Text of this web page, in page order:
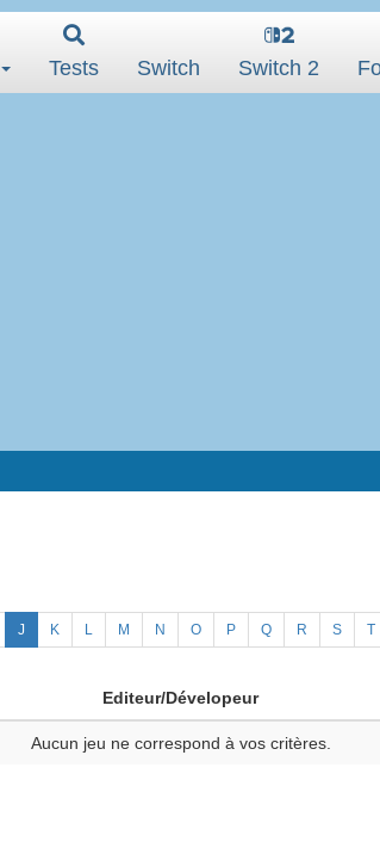
Tests Switch Switch 2
J K L M N O P Q R S T
Editeur/Dévelopeur
Aucun jeu ne correspond à vos critères.